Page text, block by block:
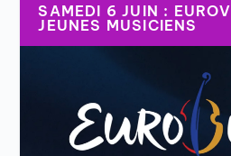
SAMEDI 6 JUIN :
JEUNES MUSICIENS